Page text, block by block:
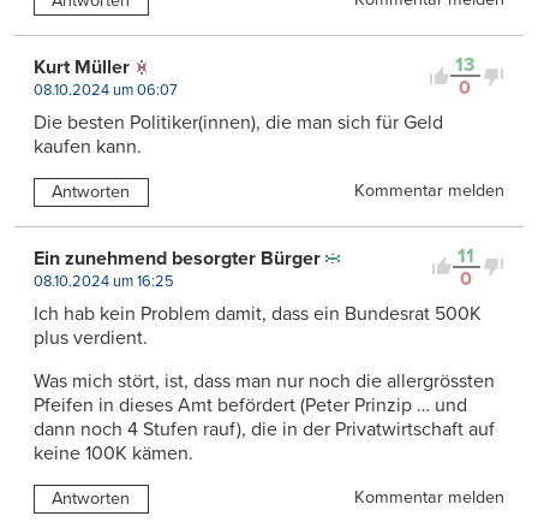
13
0
Kurt Müller
08.10.2024 um 06:07
Die besten Politiker(innen), die man sich für Geld
kaufen kann.
Antworten Kommentar melden
11
0
Ein zunehmend besorgter Bürger
08.10.2024 um 16:25
Ich hab kein Problem damit, dass ein Bundesrat 500K
plus verdient.
Was mich stört, ist, dass man nur noch die allergrössten
Pfeifen in dieses Amt befördert (Peter Prinzip … und
dann noch 4 Stufen rauf), die in der Privatwirtschaft auf
keine 100K kämen.
Antworten Kommentar melden